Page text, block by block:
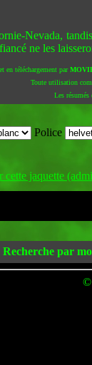
Nevada,
ne les
en téléchargement par
Toute utilisation
Les résumés
Police
jaquette
Recherche par
©